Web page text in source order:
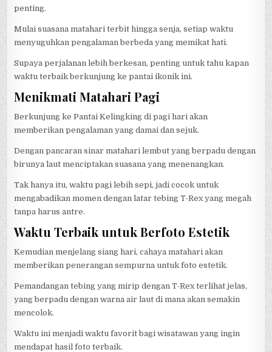
penting.
Mulai suasana matahari terbit hingga senja, setiap waktu
menyuguhkan pengalaman berbeda yang memikat hati.
Supaya perjalanan lebih berkesan, penting untuk tahu kapan
waktu terbaik berkunjung ke pantai ikonik ini.
Menikmati Matahari Pagi
Berkunjung ke Pantai Kelingking di pagi hari akan
memberikan pengalaman yang damai dan sejuk.
Dengan pancaran sinar matahari lembut yang berpadu dengan
birunya laut menciptakan suasana yang menenangkan.
Tak hanya itu, waktu pagi lebih sepi, jadi cocok untuk
mengabadikan momen dengan latar tebing T-Rex yang megah
tanpa harus antre.
Waktu Terbaik untuk Berfoto Estetik
Kemudian menjelang siang hari, cahaya matahari akan
memberikan penerangan sempurna untuk foto estetik.
Pemandangan tebing yang mirip dengan T-Rex terlihat jelas,
yang berpadu dengan warna air laut di mana akan semakin
mencolok.
Waktu ini menjadi waktu favorit bagi wisatawan yang ingin
mendapat hasil foto terbaik.